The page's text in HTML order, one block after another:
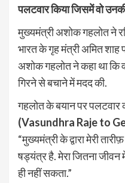
पलटवार किया जिसमें वो
मुख्यमंत्री अशोक गहलोत ने
भारत के गृह मंत्री अमित शाह
अशोक गहलोत ने कहा था कि
गिरने से बचाने में मदद की.
गहलोत के बयान पर पलटवार
(Vasundhra Raje to
“मुख्यमंत्री के द्वारा मेरी
षड्यंत्र है. मेरा जितना
ही नहीं सकता.”